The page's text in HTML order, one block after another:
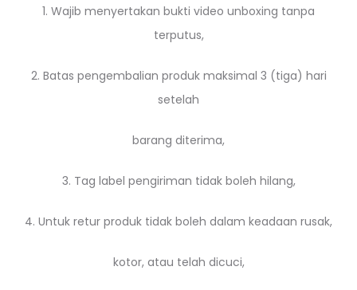
1. Wajib menyertakan bukti video unboxing tanpa
terputus,
2. Batas pengembalian produk maksimal 3 (tiga) hari
setelah
barang diterima,
3. Tag label pengiriman tidak boleh hilang,
4. Untuk retur produk tidak boleh dalam keadaan rusak,
kotor, atau telah dicuci,